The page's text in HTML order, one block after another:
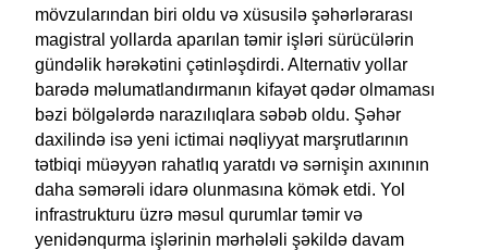
mövzularından biri oldu və xüsusilə şəhərlərarası
magistral yollarda aparılan təmir işləri sürücülərin
gündəlik hərəkətini çətinləşdirdi. Alternativ yollar
barədə məlumatlandırmanın kifayət qədər olmaması
bəzi bölgələrdə narazılıqlara səbəb oldu. Şəhər
daxilində isə yeni ictimai nəqliyyat marşrutlarının
tətbiqi müəyyən rahatlıq yaratdı və sərnişin axınının
daha səmərəli idarə olunmasına kömək etdi. Yol
infrastrukturu üzrə məsul qurumlar təmir və
yenidənqurma işlərinin mərhələli şəkildə davam